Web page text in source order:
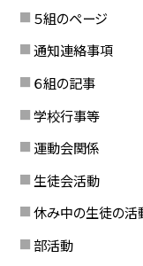
５組のページ
通知連絡事項
６組の記事
学校行事等
運動会関係
生徒会活動
休み中の生徒の活
部活動